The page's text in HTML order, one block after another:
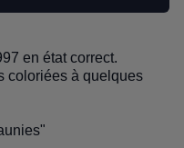
en état correct.
coloriées à quelques